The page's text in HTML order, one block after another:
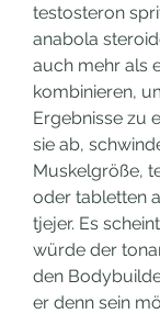
testosteron
anabola
auch mehr als
kombinieren,
Ergebnisse zu
sie ab,
Muskelgröße,
oder tabletten
tjejer. Es
würde der
den
er denn sein